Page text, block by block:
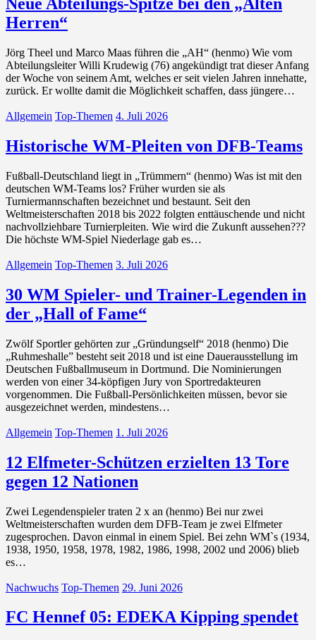
Neue Abteilungs-Spitze bei den „Alten
Herren“
Jörg Theel und Marco Maas führen die „AH“ (henmo) Wie vom
Abteilungsleiter Willi Krudewig (76) angekündigt trat dieser Anfang
der Woche von seinem Amt, welches er seit vielen Jahren innehatte,
zurück. Er wollte damit die Möglichkeit schaffen, dass jüngere…
Allgemein Top-Themen 4. Juli 2026
Historische WM-Pleiten von DFB-Teams
Fußball-Deutschland liegt in „Trümmern“ (henmo) Was ist mit den
deutschen WM-Teams los? Früher wurden sie als
Turniermannschaften bezeichnet und bestaunt. Seit den
Weltmeisterschaften 2018 bis 2022 folgten enttäuschende und nicht
nachvollziehbare Turnierpleiten. Wie wird die Zukunft aussehen???
Die höchste WM-Spiel Niederlage gab es…
Allgemein Top-Themen 3. Juli 2026
30 WM Spieler- und Trainer-Legenden in
der „Hall of Fame“
Zwölf Sportler gehörten zur „Gründungself“ 2018 (henmo) Die
„Ruhmeshalle” besteht seit 2018 und ist eine Dauerausstellung im
Deutschen Fußballmuseum in Dortmund. Die Nominierungen
werden von einer 34-köpfigen Jury von Sportredakteuren
vorgenommen. Die Fußball-Persönlichkeiten müssen, bevor sie
ausgezeichnet werden, mindestens…
Allgemein Top-Themen 1. Juli 2026
12 Elfmeter-Schützen erzielten 13 Tore
gegen 12 Nationen
Zwei Legendenspieler traten 2 x an (henmo) Bei nur zwei
Weltmeisterschaften wurden dem DFB-Team je zwei Elfmeter
zugesprochen. Davon einmal in einem Spiel. Bei zehn WM`s (1934,
1938, 1950, 1958, 1978, 1982, 1986, 1998, 2002 und 2006) blieb
es…
Nachwuchs Top-Themen 29. Juni 2026
FC Hennef 05: EDEKA Kipping spendet